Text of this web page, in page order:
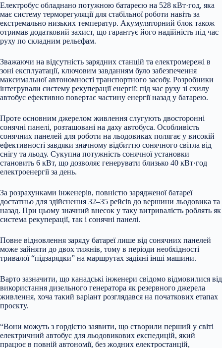
Електробус обладнано потужною батареєю на 528 кВт·год, яка
має систему терморегуляції для стабільної роботи навіть за
екстремально низьких температур. Акумуляторний блок також
отримав додатковий захист, що гарантує його надійність під час
руху по складним рельєфам.
Зважаючи на відсутність зарядних станцій та електромережі в
зоні експлуатації, ключовим завданням було забезпечення
максимальної автономності транспортного засобу. Розробники
інтегрували систему рекуперації енергії: під час руху зі схилу
автобус ефективно повертає частину енергії назад у батарею.
Проте основним джерелом живлення слугують двосторонні
сонячні панелі, розташовані на даху автобуса. Особливість
сонячних панелей для роботи на льодовиках полягає у високій
ефективності завдяки значному відбиттю сонячного світла від
снігу та льоду. Сукупна потужність сонячної установки
становить 6 кВт, що дозволяє генерувати близько 40 кВт·год
електроенергії за день.
За розрахунками інженерів, повністю зарядженої батареї
достатньо для здійснення 32–35 рейсів до вершини льодовика та
назад. При цьому значний внесок у таку витривалість роблять як
система рекуперації, так і сонячні панелі.
Повне відновлення заряду батареї лише від сонячних панелей
може зайняти до двох тижнів, тому в періоди необхідності
тривалої “підзарядки” на маршрутах задіяні інші машини.
Варто зазначити, що канадські інженери свідомо відмовилися від
використання дизельного генератора як резервного джерела
живлення, хоча такий варіант розглядався на початкових етапах
проєкту.
“Вони можуть з гордістю заявити, що створили перший у світі
електричний автобус для льодовикових експедицій, який
працює в повній автономії, без жодних електростанцій,